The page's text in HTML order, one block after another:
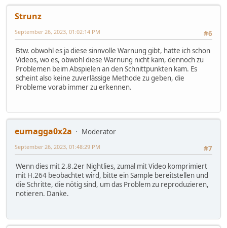
Strunz
#6
September 26, 2023, 01:02:14 PM
Btw. obwohl es ja diese sinnvolle Warnung gibt, hatte ich schon
Videos, wo es, obwohl diese Warnung nicht kam, dennoch zu
Problemen beim Abspielen an den Schnittpunkten kam. Es
scheint also keine zuverlässige Methode zu geben, die
Probleme vorab immer zu erkennen.
eumagga0x2a
Moderator
#7
September 26, 2023, 01:48:29 PM
Wenn dies mit 2.8.2er Nightlies, zumal mit Video komprimiert
mit H.264 beobachtet wird, bitte ein Sample bereitstellen und
die Schritte, die nötig sind, um das Problem zu reproduzieren,
notieren. Danke.